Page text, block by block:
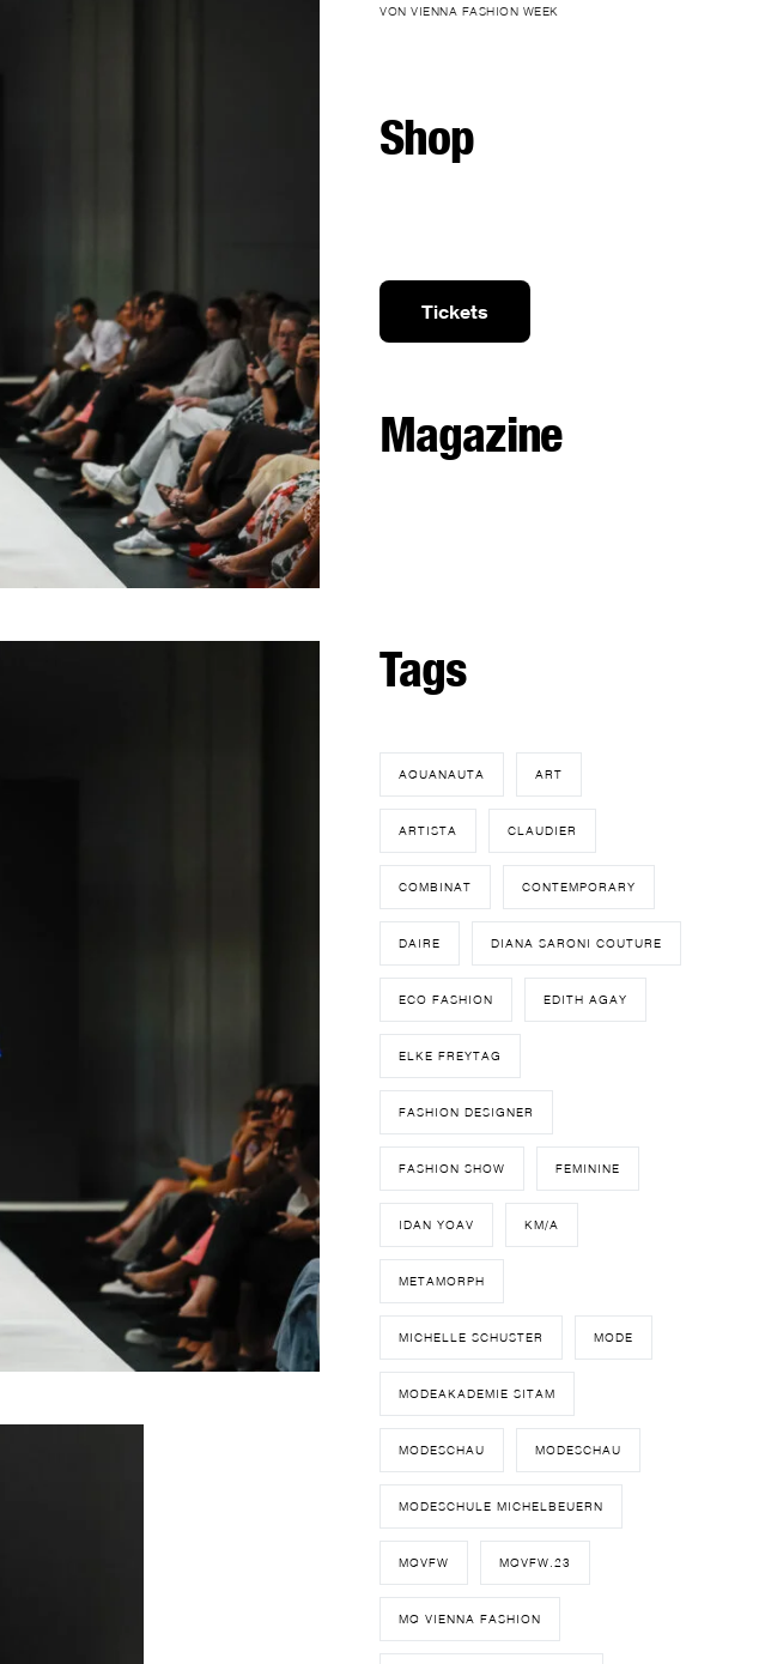
VON VIENNA FASHION WEEK
Shop
Tickets
Magazine
Tags
AQUANAUTA ART
ARTISTA CLAUDIER
COMBINAT CONTEMPORARY
DAIRE DIANA SARONI COUTURE
ECO FASHION EDITH AGAY
ELKE FREYTAG
FASHION DESIGNER
FASHION SHOW FEMININE
IDAN YOAV KM/A
METAMORPH
MICHELLE SCHUSTER MODE
MODEAKADEMIE SITAM
MODESCHAU MODESCHAU
MODESCHULE MICHELBEUERN
MQVFW MQVFW.23
MQ VIENNA FASHION